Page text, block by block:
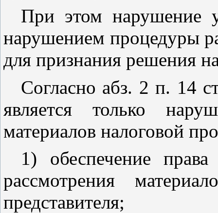
При этом нарушение
нарушением процедуры
для признания решения
Согласно абз. 2 п. 14
является только
материалов налоговой
1) обеспечение права
рассмотрения
представителя;